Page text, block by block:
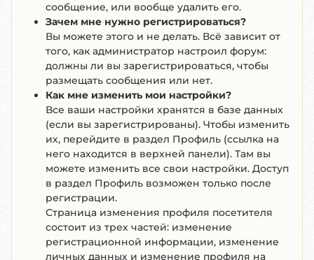
сообщение, или вообще удалить его.
Зачем мне нужно регистрироваться?
Вы можете этого и не делать. Всё зависит от
того, как администратор настроил форум:
должны ли вы зарегистрироваться, чтобы
размещать сообщения или нет.
Как мне изменить мои настройки?
Все ваши настройки хранятся в базе данных
(если вы зарегистрированы). Чтобы изменить
их, перейдите в раздел Профиль (ссылка на
него находится в верхней панели). Там вы
можете изменить все свои настройки. Доступ
в раздел Профиль возможен только после
регистрации.
Страница изменения профиля посетителя
состоит из трех частей: изменение
регистрационной информации, изменение
личных данных и изменение профиля на